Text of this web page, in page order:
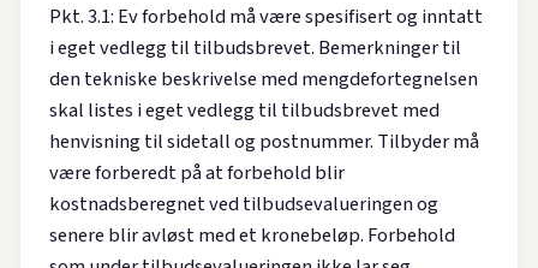
Pkt. 3.1: Ev forbehold må være spesifisert og inntatt
i eget vedlegg til tilbudsbrevet. Bemerkninger til
den tekniske beskrivelse med mengdefortegnelsen
skal listes i eget vedlegg til tilbudsbrevet med
henvisning til sidetall og postnummer. Tilbyder må
være forberedt på at forbehold blir
kostnadsberegnet ved tilbudsevalueringen og
senere blir avløst med et kronebeløp. Forbehold